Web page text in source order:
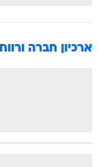
ארכיון חברה ורווחה